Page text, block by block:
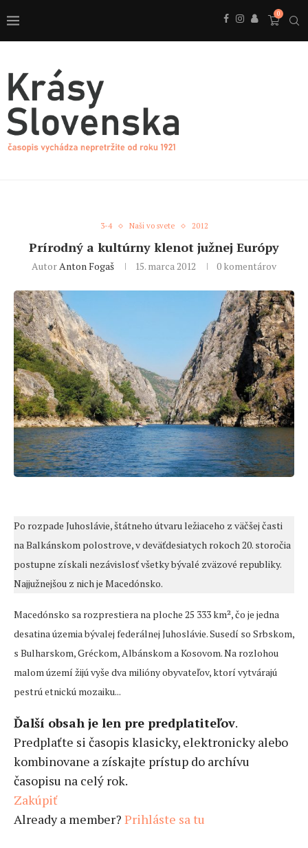
0
3-4 Naši vo svete 2012
Prírodný a kultúrny klenot južnej Európy
AutorAnton Fogaš 15. marca 2012 0 komentárov
Po rozpade Juhoslávie, štátneho útvaru ležiaceho z väčšej časti
na Balkánskom polostrove, v deväťdesiatych rokoch 20. storočia
postupne získali nezávislosť všetky bývalé zväzové republiky.
Najjužnejšou z nich je Macedónsko.
Macedónsko sa rozprestiera na ploche 25 333 km², čo je jedna
desatina územia bývalej federálnej Juhoslávie. Susedí so Srbskom,
s Bulharskom, Gréckom, Albánskom a Kosovom. Na rozlohou
malom území žijú vyše dva milióny obyvateľov, ktorí vytvárajú
pestrú etnickú mozaiku...
Ďalší obsah je len pre predplatiteľov.
Predplaťte si časopis klasicky, elektronicky alebo
kombinovane a získajte prístup do archívu
časopisu na celý rok.
Zakúpiť
Already a member? Prihláste sa tu